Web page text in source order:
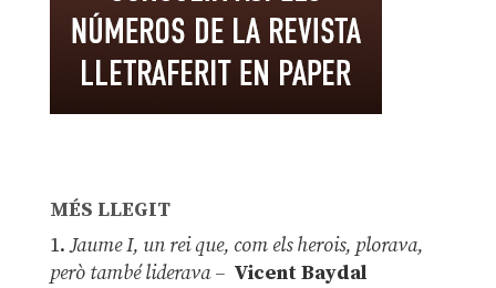
MÉS LLEGIT
1.Jaume I, un rei que, com els herois, plorava,
però també liderava – Vicent Baydal